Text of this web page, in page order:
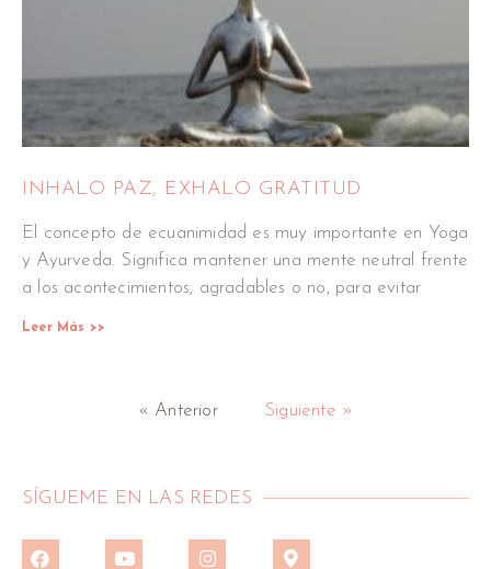
INHALO PAZ, EXHALO GRATITUD
El concepto de ecuanimidad es muy importante en Yoga
y Ayurveda. Significa mantener una mente neutral frente
a los acontecimientos, agradables o no, para evitar
Leer Más >>
« Anterior Siguiente »
SÍGUEME EN LAS REDES